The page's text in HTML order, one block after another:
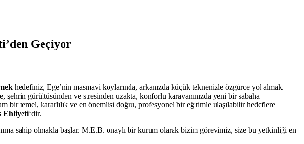
Geçiyor
hedefiniz, Ege’nin masmavi koylarında, arkanızda küçük teknenizle özgürce yol almak.
gürültüsünden ve stresinden uzakta, konforlu karavanınızda yeni bir sabaha
temel, kararlılık ve en önemlisi doğru, profesyonel bir eğitimle ulaşılabilir hedeflere
Ehliyeti‘dir.
sahip olmakla başlar. M.E.B. onaylı bir kurum olarak bizim görevimiz, size bu yetkinliği en